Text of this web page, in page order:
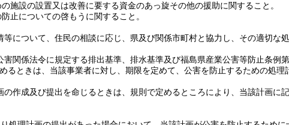
施設の設置又は改善に要する資金のあっ旋その他の援助に関すること。
止についての啓もうに関すること。
について、住民の相談に応じ、県及び関係市町村と協力し、その適切な
関係法令に規定する排出基準、排水基準及び福島県産業公害等防止条例
るときは、当該事業者に対し、期限を定めて、公害を防止するための処
の作成及び提出を命じるときは、規則で定めるところにより、当該計画に